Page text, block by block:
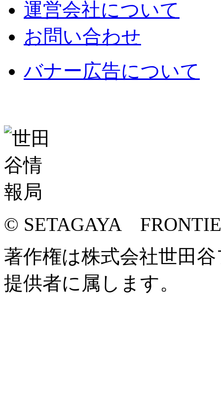
運営会社について
お問い合わせ
バナー広告について
© SETAGAYA
著作権は株式会社世田
提供者に属します。